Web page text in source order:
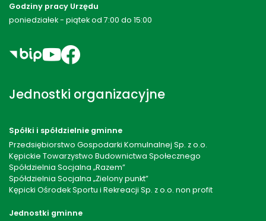
Godziny pracy Urzędu
poniedziałek - piątek od 7:00 do 15:00
Jednostki organizacyjne
Spółki i spółdzielnie gminne
Przedsiębiorstwo Gospodarki Komulnalnej Sp. z o.o.
Kępickie Towarzystwo Budownictwa Społecznego
Spółdzielnia Socjalna „Razem”
Spółdzielnia Socjalna „Zielony punkt”
Kępicki Ośrodek Sportu i Rekreacji Sp. z o.o. non profit
Jednostki gminne